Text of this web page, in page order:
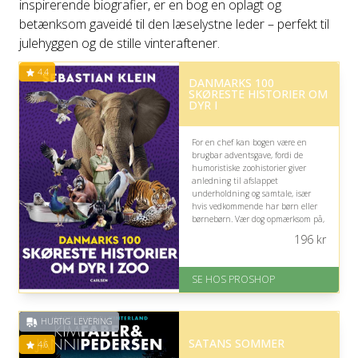
inspirerende biografier, er en bog en oplagt og
betænksom gaveidé til den læselystne leder – perfekt til
julehyggen og de stille vinteraftener.
4.4
DANMARKS 100
SKØRESTE HISTORIER OM
DYR I
For en chef kan bogen være en
brugbar adventsgave, fordi de
humoristiske zoohistorier giver
anledning til afslappet
underholdning og samtale, især
hvis vedkommende har børn eller
børnebørn. Vær dog opmærksom på,
På lager
Levering: 2-12 hverdage
på 4.4 ud af 5
196kr
SE HOS PROSHOP
HURTIG LEVERING
4.6 SATANS SOMMER